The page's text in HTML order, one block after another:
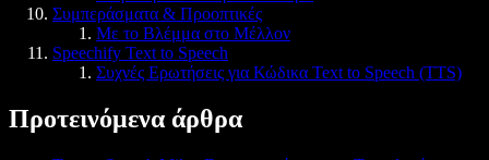
Συμπεράσματα & Προοπτικές
Με το Βλέμμα στο Μέλλον
Speechify Text to Speech
Συχνές Ερωτήσεις για Κώδικα Text to Speech (TTS)
Προτεινόμενα άρθρα